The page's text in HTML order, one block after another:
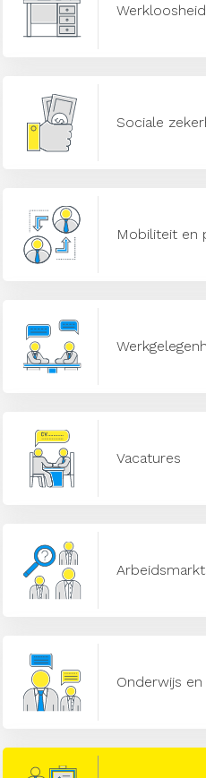
Werkloosheid
Sociale
Mobiliteit en
Vacatures
Onderwijs